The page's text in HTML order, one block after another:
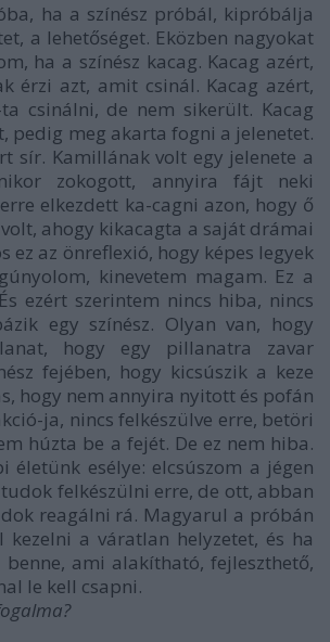
ha a színész próbál, kipróbálja
a lehetőséget. Eközben nagyokat
ha a színész kacag. Kacag azért,
érzi azt, amit csinál. Kacag azért,
csinálni, de nem sikerült. Kacag
pedig meg akarta fogni a jelenetet.
sír. Kamillának volt egy jelenete a
zokogott, annyira fájt neki
elkezdett ka-cagni azon, hogy ő
ahogy kikacagta a saját drámai
ez az önreflexió, hogy képes legyek
kinevetem magam. Ez a
ezért szerintem nincs hiba, nincs
egy színész. Olyan van, hogy
hogy egy pillanatra zavar
fejében, hogy kicsúszik a keze
hogy nem annyira nyitott és pofán
ja, nincs felkészülve erre, betöri
húzta be a fejét. De ez nem hiba.
életünk esélye: elcsúszom a jégen
felkészülni erre, de ott, abban
reagálni rá. Magyarul a próbán
kezelni a váratlan helyzetet, és ha
ami alakítható, fejleszthető,
le kell csapni.